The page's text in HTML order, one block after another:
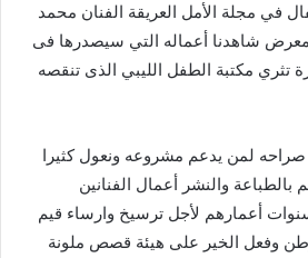
مجلة الأمل العريقة الفنان محمد
شاهدنا أعماله التي سيصدرها فى
مكتبة الطفل الليبي الذى تنقصه
صراحه لمن يدعم مشروعه ونعول كثيرا
بالطباعة والنشر أعمال الفنانين
أعمارهم لأجل ترسيخ وارساء قيم
وفعل الخير على هيئة قصص ملونة